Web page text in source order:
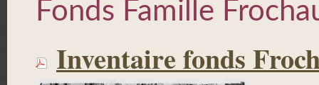
Fonds Famille
Inventaire fonds